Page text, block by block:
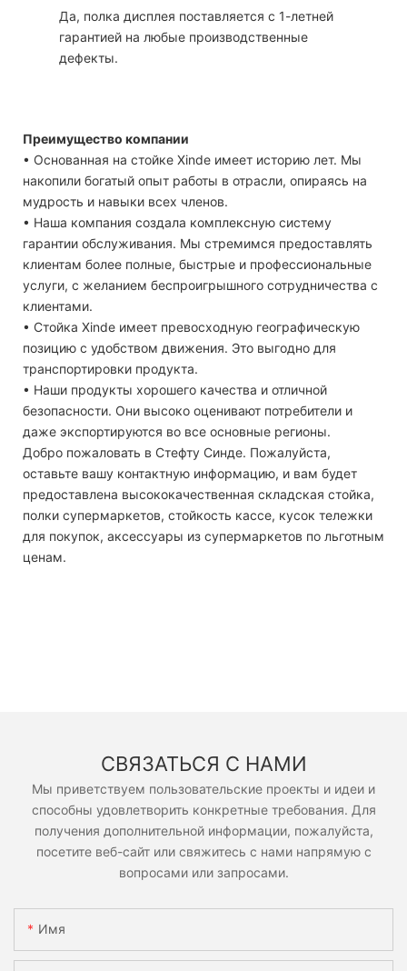
Да, полка дисплея поставляется с 1-летней
гарантией на любые производственные
дефекты.
Преимущество компании
• Основанная на стойке Xinde имеет историю лет. Мы
накопили богатый опыт работы в отрасли, опираясь на
мудрость и навыки всех членов.
• Наша компания создала комплексную систему
гарантии обслуживания. Мы стремимся предоставлять
клиентам более полные, быстрые и профессиональные
услуги, с желанием беспроигрышного сотрудничества с
клиентами.
• Стойка Xinde имеет превосходную географическую
позицию с удобством движения. Это выгодно для
транспортировки продукта.
• Наши продукты хорошего качества и отличной
безопасности. Они высоко оценивают потребители и
даже экспортируются во все основные регионы.
Добро пожаловать в Стефту Синде. Пожалуйста,
оставьте вашу контактную информацию, и вам будет
предоставлена ​​высококачественная складская стойка,
полки супермаркетов, стойкость кассе, кусок тележки
для покупок, аксессуары из супермаркетов по льготным
ценам.
СВЯЗАТЬСЯ С НАМИ
Мы приветствуем пользовательские проекты и идеи и
способны удовлетворить конкретные требования. Для
получения дополнительной информации, пожалуйста,
посетите веб-сайт или свяжитесь с нами напрямую с
вопросами или запросами.
Имя